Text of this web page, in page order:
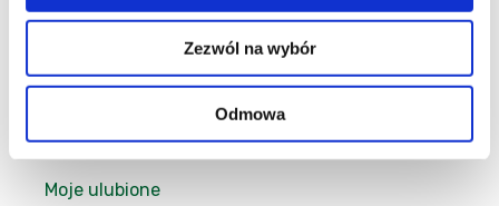
Zezwól na wybór
Odmowa
Moje ulubione